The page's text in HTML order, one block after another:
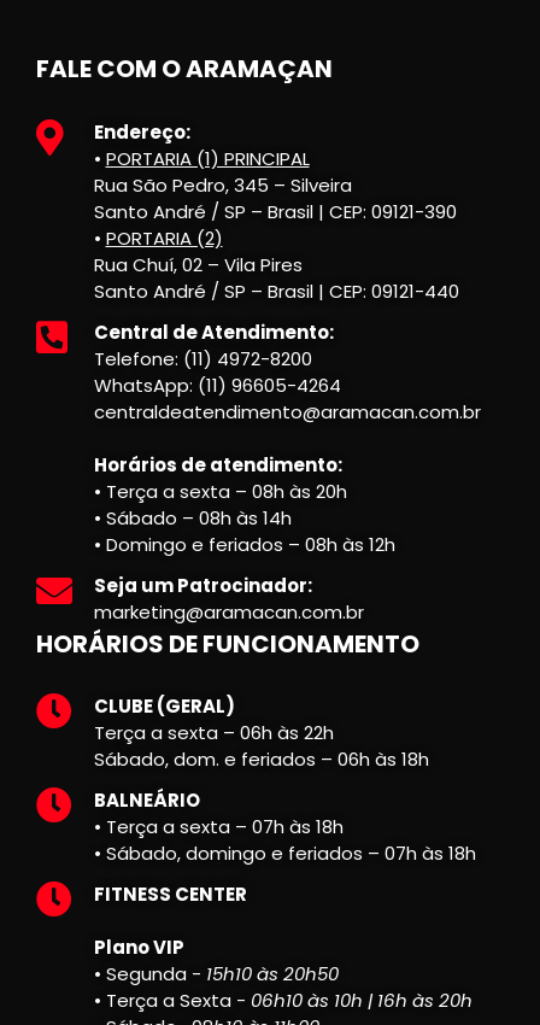
FALE COM O ARAMAÇAN
Endereço:
• PORTARIA (1) PRINCIPAL
Rua São Pedro, 345 – Silveira
Santo André / SP – Brasil | CEP: 09121-390
• PORTARIA (2)
Rua Chuí, 02 – Vila Pires
Santo André / SP – Brasil | CEP: 09121-440
Central de Atendimento:
Telefone: (11) 4972-8200
WhatsApp: (11) 96605-4264
centraldeatendimento@aramacan.com.br
Horários de atendimento:
• Terça a sexta – 08h às 20h
• Sábado – 08h às 14h
• Domingo e feriados – 08h às 12h
Seja um Patrocinador:
marketing@aramacan.com.br
HORÁRIOS DE FUNCIONAMENTO
CLUBE (GERAL)
Terça a sexta – 06h às 22h
Sábado, dom. e feriados – 06h às 18h
BALNEÁRIO
• Terça a sexta – 07h às 18h
• Sábado, domingo e feriados – 07h às 18h
FITNESS CENTER
Plano VIP
• Segunda - 15h10 às 20h50
• Terça a Sexta - 06h10 às 10h | 16h às 20h